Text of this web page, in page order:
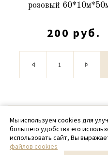
розовый
200 руб.
© 2020 -
+ 7
Мы используем cookies для
большего удобства его
использовать сайт, Вы
файлов cookies